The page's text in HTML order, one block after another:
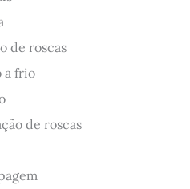
de roscas
a frio
de roscas